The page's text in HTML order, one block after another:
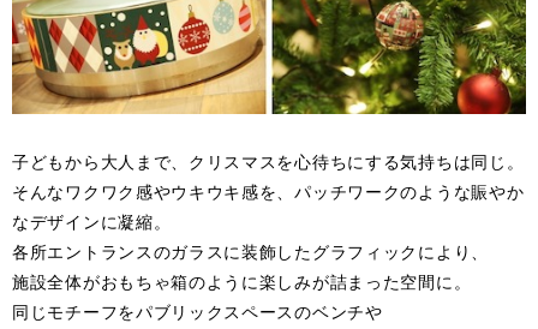
子どもから大人まで、クリスマスを心待ちにする気持ちは同じ。
そんなワクワク感やウキウキ感を、パッチワークのような賑やか
なデザインに凝縮。
各所エントランスのガラスに装飾したグラフィックにより、
施設全体がおもちゃ箱のように楽しみが詰まった空間に。
同じモチーフをパブリックスペースのベンチや